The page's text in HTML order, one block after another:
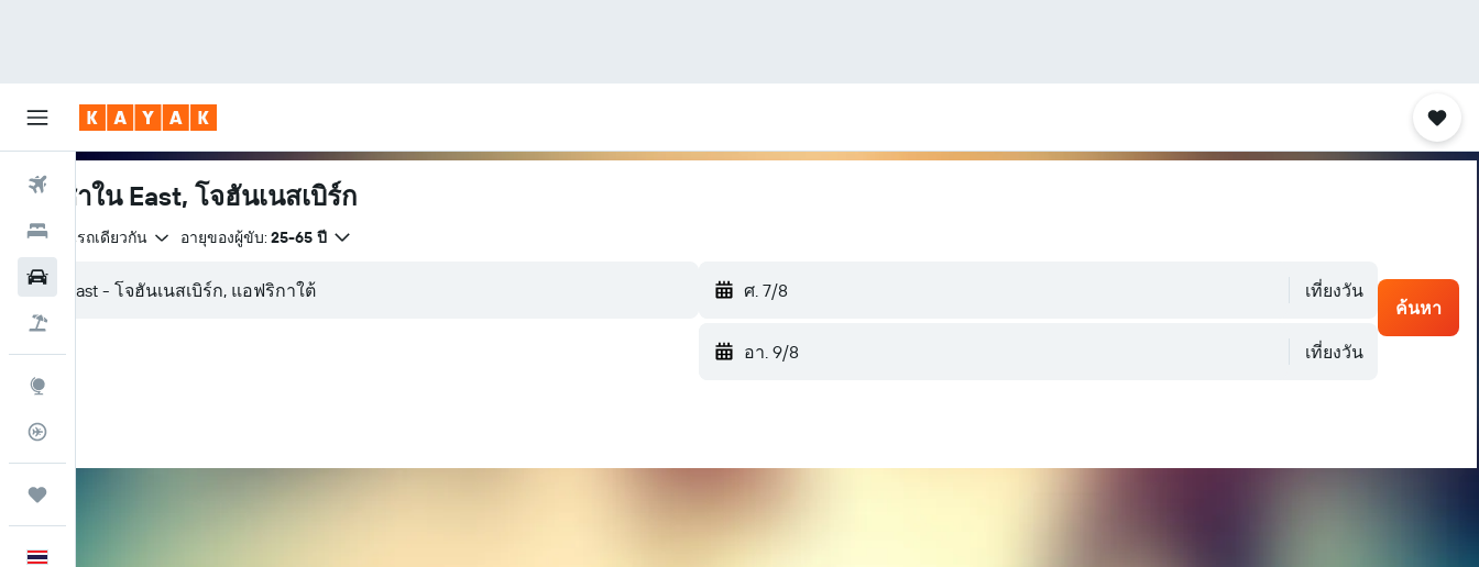
ตั๋วเครื่องบิน
โรงแรม
รถเช่า
รถเช่าใน East, โจฮันเนสเบิร์ก
จุดส่งคืนรถเดียวกัน อายุของผู้ขับ: 25-65 ปี
ศ. 7/8 เที่ยงวัน
อา. 9/8 เที่ยงวัน
ค้นหา